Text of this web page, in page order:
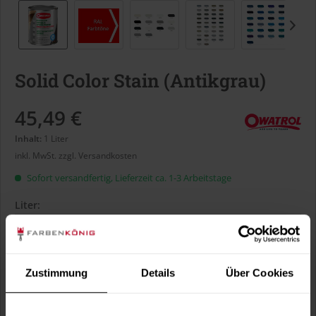
Zustimmung Details Über Cookies
Solid Color Stain (Antikgrau)
45,49 €
Inhalt: 1 Liter
inkl. MwSt. zzgl. Versandkosten
Sofort versandfertig, Lieferzeit ca. 1-3 Arbeitstage
Liter:
Verbrauch berechnen
Wie viele m² wollen Sie bearbeiten?